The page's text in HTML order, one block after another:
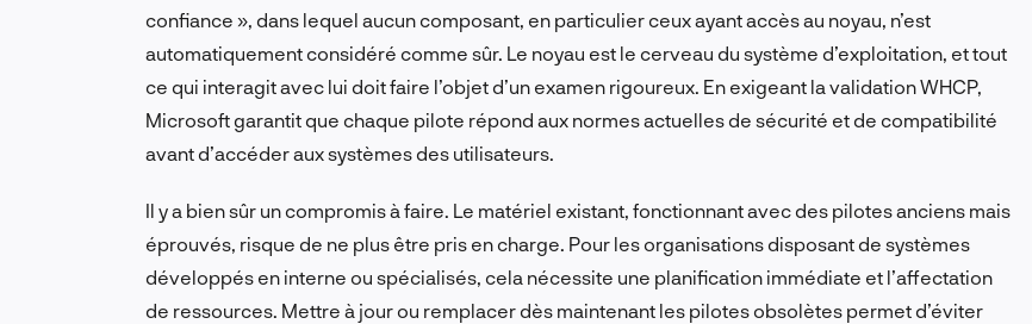
confiance », dans lequel aucun composant, en particulier ceux ayant accès au noyau, n’est
automatiquement considéré comme sûr. Le noyau est le cerveau du système d’exploitation, et tout
ce qui interagit avec lui doit faire l’objet d’un examen rigoureux. En exigeant la validation WHCP,
Microsoft garantit que chaque pilote répond aux normes actuelles de sécurité et de compatibilité
avant d’accéder aux systèmes des utilisateurs.
Il y a bien sûr un compromis à faire. Le matériel existant, fonctionnant avec des pilotes anciens mais
éprouvés, risque de ne plus être pris en charge. Pour les organisations disposant de systèmes
développés en interne ou spécialisés, cela nécessite une planification immédiate et l’affectation
de ressources. Mettre à jour ou remplacer dès maintenant les pilotes obsolètes permet d’éviter